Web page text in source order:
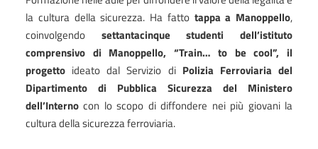
la cultura della sicurezza. Ha fattotappa a Manoppello,
coinvolgendo settantacinque
studenti dell’istituto
comprensivo di Manoppello, “Train… to be cool”, il
progetto ideato dal Servizio di Polizia Ferroviaria del
Dipartimento di Pubblica Sicurezza del Ministero
dell’Interno con lo scopo di diffondere nei più giovani la
cultura della sicurezza ferroviaria.